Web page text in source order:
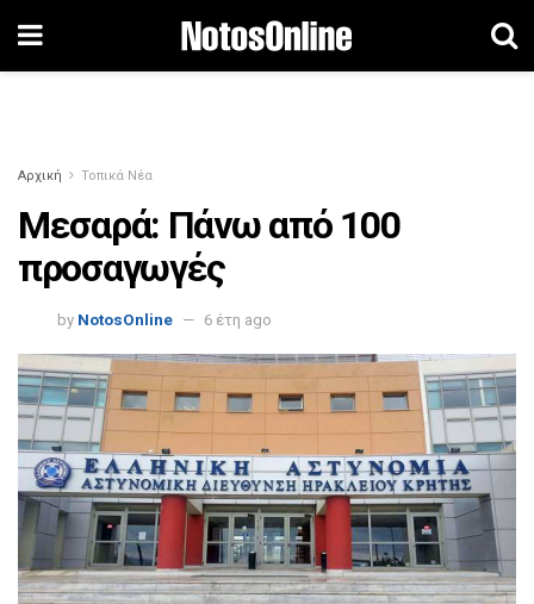
Αρχική Τοπικά Νέα
Μεσαρά: Πάνω από 100
προσαγωγές
by NotosOnline 6 έτη ago